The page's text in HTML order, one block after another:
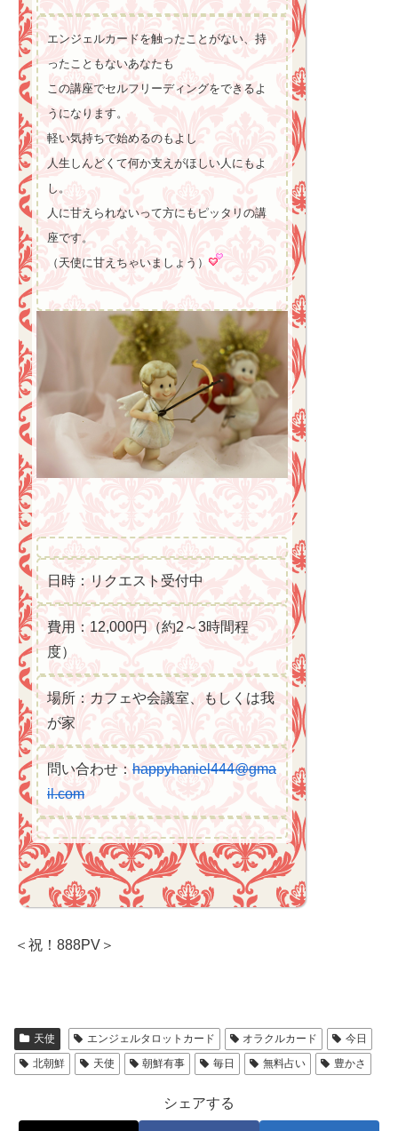
エンジェルカードを触ったことがない、持
ったこともないあなたも
この講座でセルフリーディングをできるよ
うになります。
軽い気持ちで始めるのもよし
人生しんどくて何か支えがほしい人にもよ
し。
人に甘えられないって方にもピッタリの講
座です。
（天使に甘えちゃいましょう）
日時：リクエスト受付中
費用：12,000円（約2～3時間程
度）
場所：カフェや会議室、もしくは我
が家
問い合わせ： happyhaniel444@gma
il.com
＜祝！888PV＞
天使 エンジェルタロットカード オラクルカード
今日
北朝鮮
天使 朝鮮有事 毎日 無料占い 豊かさ
シェアする